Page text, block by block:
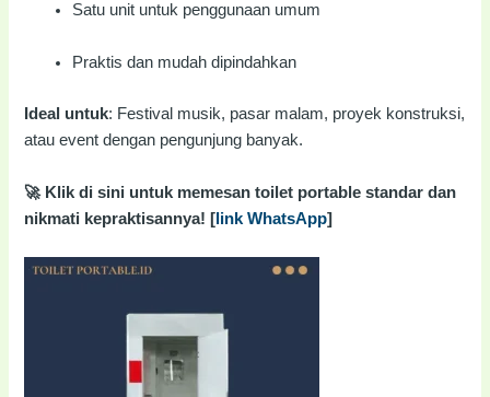
Satu unit untuk penggunaan umum
Praktis dan mudah dipindahkan
Ideal untuk: Festival musik, pasar malam, proyek konstruksi,
atau event dengan pengunjung banyak.
🚀 Klik di sini untuk memesan toilet portable standar dan
nikmati kepraktisannya! [link WhatsApp]